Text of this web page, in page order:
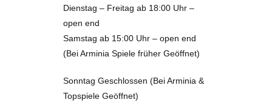
Dienstag – Freitag ab 18:00 Uhr –
open end
Samstag ab 15:00 Uhr – open end
(Bei Arminia Spiele früher Geöffnet)
Sonntag Geschlossen (Bei Arminia &
Topspiele Geöffnet)